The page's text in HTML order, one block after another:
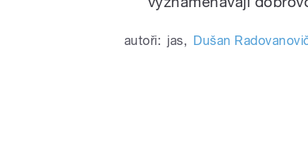
autoři: jas, Dušan